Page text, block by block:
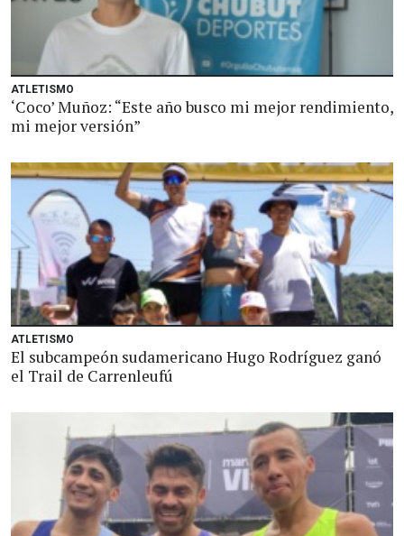
ATLETISMO
‘Coco’ Muñoz: “Este año busco mi mejor rendimiento,
mi mejor versión”
ATLETISMO
El subcampeón sudamericano Hugo Rodríguez ganó
el Trail de Carrenleufú